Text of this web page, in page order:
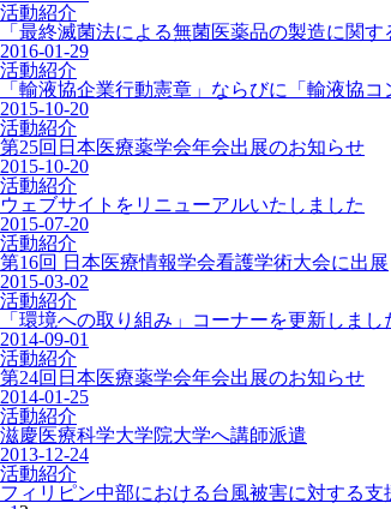
活動紹介
「最終滅菌法による無菌医薬品の製造に関
2016-01-29
活動紹介
「輸液協企業行動憲章」ならびに「輸液協
2015-10-20
活動紹介
第25回日本医療薬学会年会出展のお知らせ
2015-10-20
活動紹介
ウェブサイトをリニューアルいたしました
2015-07-20
活動紹介
第16回 日本医療情報学会看護学術大会に出展
2015-03-02
活動紹介
「環境への取り組み」コーナーを更新しまし
2014-09-01
活動紹介
第24回日本医療薬学会年会出展のお知らせ
2014-01-25
活動紹介
滋慶医療科学大学院大学へ講師派遣
2013-12-24
活動紹介
フィリピン中部における台風被害に対する支